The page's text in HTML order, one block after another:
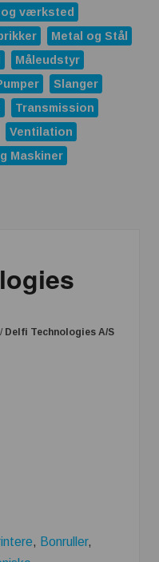
og værksted
Metal og Stål
Måleudstyr
Slanger
Transmission
Ventilation
Maskiner
/ Delfi Technologies A/S
, Bonruller,